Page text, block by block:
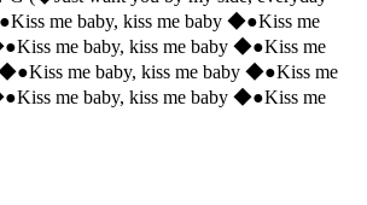
me baby, kiss me baby ◆●Kiss me
me baby, kiss me baby ◆●Kiss me
me baby, kiss me baby ◆●Kiss me
me baby, kiss me baby ◆●Kiss me